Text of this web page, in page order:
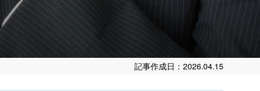
記事作成日：2026.04.15